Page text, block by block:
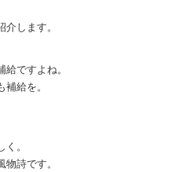
します。
ですよね。
給を。
。
詩です。